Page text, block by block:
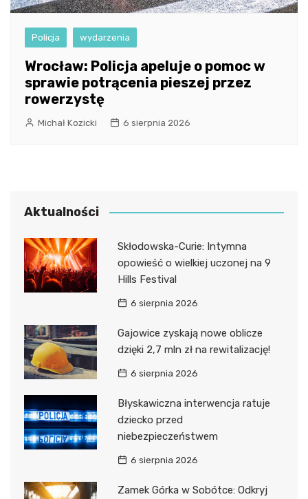
Policja wydarzenia
Wrocław: Policja apeluje o pomoc w
sprawie potrącenia pieszej przez
rowerzystę
Michał Kozicki 6 sierpnia 2026
Aktualności
Skłodowska-Curie: Intymna
opowieść o wielkiej uczonej na 9
Hills Festival
6 sierpnia 2026
Gajowice zyskają nowe oblicze
dzięki 2,7 mln zł na rewitalizację!
6 sierpnia 2026
Błyskawiczna interwencja ratuje
dziecko przed
niebezpieczeństwem
6 sierpnia 2026
Zamek Górka w Sobótce: Odkryj